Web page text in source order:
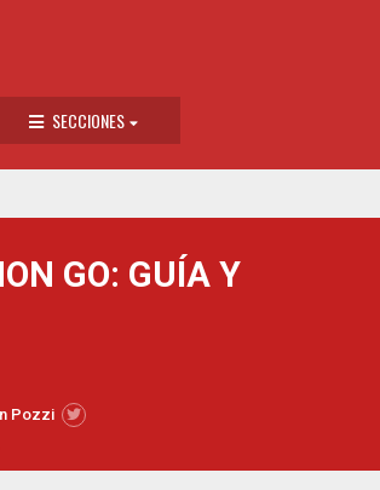
SECCIONES
GO: GUÍA Y
Pozzi